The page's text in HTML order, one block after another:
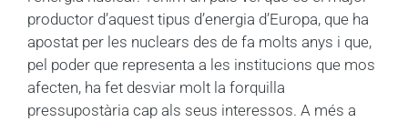
productor d’aquest tipus d’energia d’Europa, que ha
apostat per les nuclears des de fa molts anys i que,
pel poder que representa a les institucions que mos
afecten, ha fet desviar molt la forquilla
pressupostària cap als seus interessos. A més a